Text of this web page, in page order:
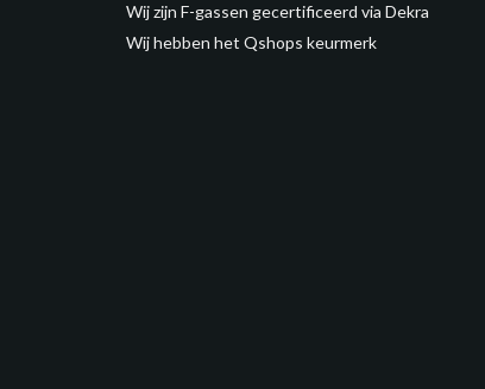
Wij zijn F-gassen gecertificeerd via Dekra
Wij hebben het Qshops keurmerk